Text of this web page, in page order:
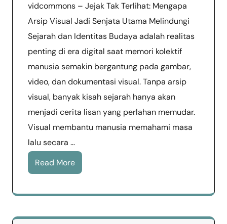
vidcommons – Jejak Tak Terlihat: Mengapa
Arsip Visual Jadi Senjata Utama Melindungi
Sejarah dan Identitas Budaya adalah realitas
penting di era digital saat memori kolektif
manusia semakin bergantung pada gambar,
video, dan dokumentasi visual. Tanpa arsip
visual, banyak kisah sejarah hanya akan
menjadi cerita lisan yang perlahan memudar.
Visual membantu manusia memahami masa
lalu secara …
Read More